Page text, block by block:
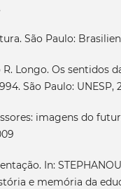
São Paulo:
R. Longo. Os sentidos
São Paulo: UNESP,
imagens do
In:
e memória da